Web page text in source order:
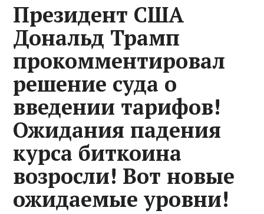
Президент США
Дональд Трамп
прокомментировал
решение суда о
введении тарифов!
Ожидания падения
курса биткоина
возросли! Вот новые
ожидаемые уровни!